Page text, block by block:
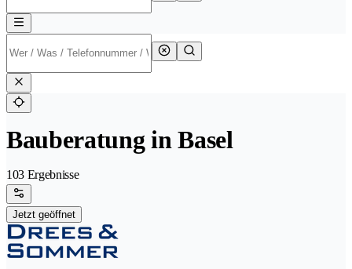
Bauberatung in Basel
103 Ergebnisse
Jetzt geöffnet